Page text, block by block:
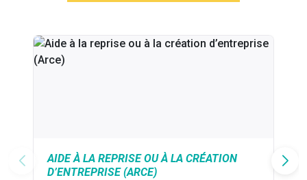
AIDE À LA REPRISE OU À LA CRÉATION
D’ENTREPRISE (ARCE)